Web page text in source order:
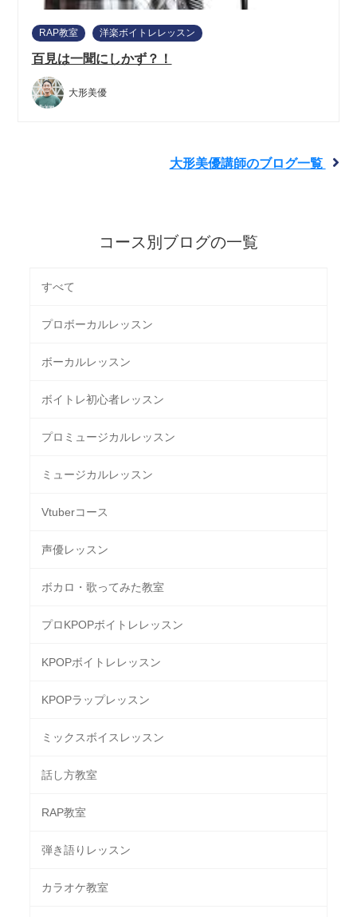
RAP教室 洋楽ボイトレレッスン
百見は一聞にしかず？！
大形美優
大形美優講師のブログ一覧
コース別ブログの一覧
すべて
プロボーカルレッスン
ボーカルレッスン
ボイトレ初心者レッスン
プロミュージカルレッスン
ミュージカルレッスン
Vtuberコース
声優レッスン
ボカロ・歌ってみた教室
プロKPOPボイトレレッスン
KPOPボイトレレッスン
KPOPラップレッスン
ミックスボイスレッスン
話し方教室
RAP教室
弾き語りレッスン
カラオケ教室